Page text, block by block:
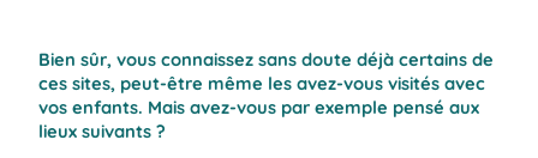
Bien sûr, vous connaissez sans doute déjà certains de
ces sites, peut-être même les avez-vous visités avec
vos enfants. Mais avez-vous par exemple pensé aux
lieux suivants ?